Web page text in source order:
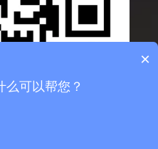
×
么可以帮您？